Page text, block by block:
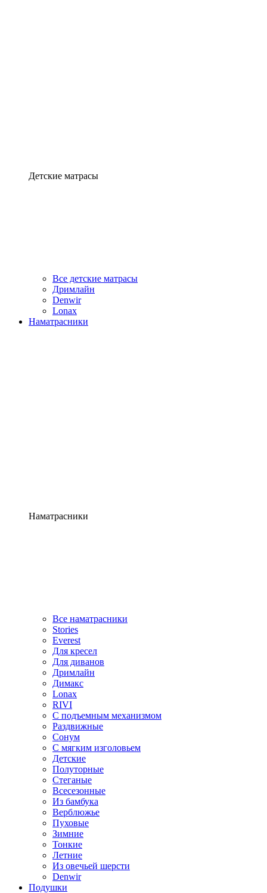
Детские матрасы
Все детские матрасы
Дримлайн
Denwir
Lonax
Наматрасники
Наматрасники
Все наматрасники
Stories
Everest
Для кресел
Для диванов
Дримлайн
Димакс
Lonax
RIVI
С подъемным механизмом
Раздвижные
Сонум
С мягким изголовьем
Детские
Полуторные
Стеганые
Всесезонные
Из бамбука
Верблюжье
Пуховые
Зимние
Тонкие
Летние
Из овечьей шерсти
Denwir
Подушки